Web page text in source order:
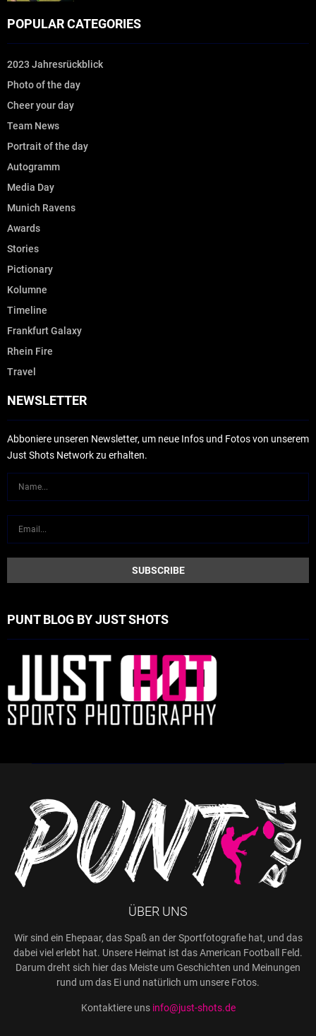
POPULAR CATEGORIES
2023 Jahresrückblick
Photo of the day
Cheer your day
Team News
Portrait of the day
Autogramm
Media Day
Munich Ravens
Awards
Stories
Pictionary
Kolumne
Timeline
Frankfurt Galaxy
Rhein Fire
Travel
NEWSLETTER
Abboniere unseren Newsletter, um neue Infos und Fotos von unserem
Just Shots Network zu erhalten.
PUNT BLOG BY JUST SHOTS
ÜBER UNS
Wir sind ein Ehepaar, das Spaß an der Sportfotografie hat, und das
dabei viel erlebt hat. Unsere Heimat ist das American Football Feld.
Darum dreht sich hier das Meiste um Geschichten und Meinungen
rund um das Ei und natürlich um unsere Fotos.
Kontaktiere uns info@just-shots.de